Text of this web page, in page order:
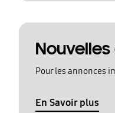
Pour les annonces
En Savoir plus